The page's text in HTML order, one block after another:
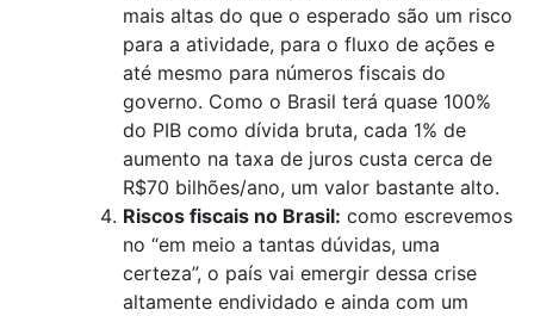
mais altas do que o esperado são um risco
para a atividade, para o fluxo de ações e
até mesmo para números fiscais do
governo. Como o Brasil terá quase 100%
do PIB como dívida bruta, cada 1% de
aumento na taxa de juros custa cerca de
R$70 bilhões/ano, um valor bastante alto.
Riscos fiscais no Brasil: como escrevemos
no “em meio a tantas dúvidas, uma
certeza”, o país vai emergir dessa crise
altamente endividado e ainda com um